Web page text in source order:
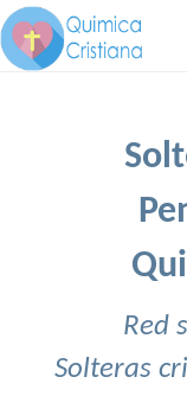
Red
Solteras